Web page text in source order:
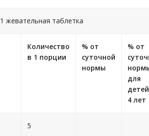
1 жевательная таблетка
Количество
в 1 порции
% от
суточной
нормы
% от
для
4 лет
5